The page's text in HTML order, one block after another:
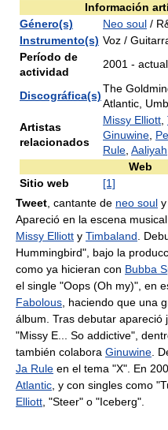
Información
Género(s)
Neo soul /
Instrumento(s) Voz /
Período de
actividad
2001 -
Discográfica(s)
The
Atlantic,
Artistas
relacionados
Missy Elliott
Ginuwine
Rule Aaliyah
Web
Sitio web
[1]
Tweet , cantante de neo soul
Apareció en la escena
Missy Elliott y Timbaland .
Hummingbird", bajo la
como ya hicieran con Bubba
el single "Oops (Oh my)", en
Fabolous , haciendo que una
álbum. Tras debutar apareció
"Missy E... So addictive",
también colabora Ginuwine .
Ja Rule en el tema "X". En
Atlantic , y con singles como
Elliott , "Steer" o "Iceberg".